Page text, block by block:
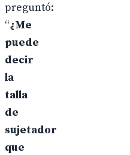
preguntó:
“¿Me
puede
decir
la
talla
de
sujetador
que